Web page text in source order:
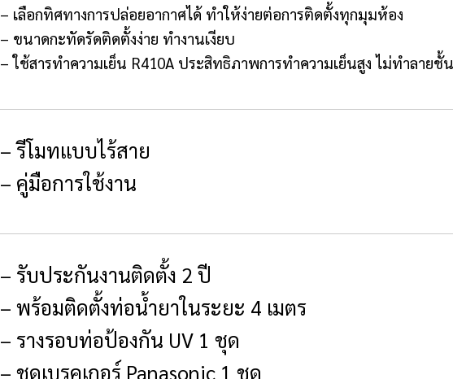
– เลือกทิศทางการปล่อยอากาศได้ ทำให้ง่ายต่อการติดตั้งทุกมุมห้อง
– ขนาดกะทัดรัดติดตั้งง่าย ทำงานเงียบ
– ใช้สารทำความเย็น R410A ประสิทธิภาพการทำความเย็นสูง ไม่ทำลายชั้
– รีโมทแบบไร้สาย
– คู่มือการใช้งาน
– รับประกันงานติดตั้ง 2 ปี
– พร้อมติดตั้งท่อน้ำยาในระยะ 4 เมตร
– รางรอบท่อป้องกัน UV 1 ชุด
– ชุดเบรคเกอร์ Panasonic 1 ชุด